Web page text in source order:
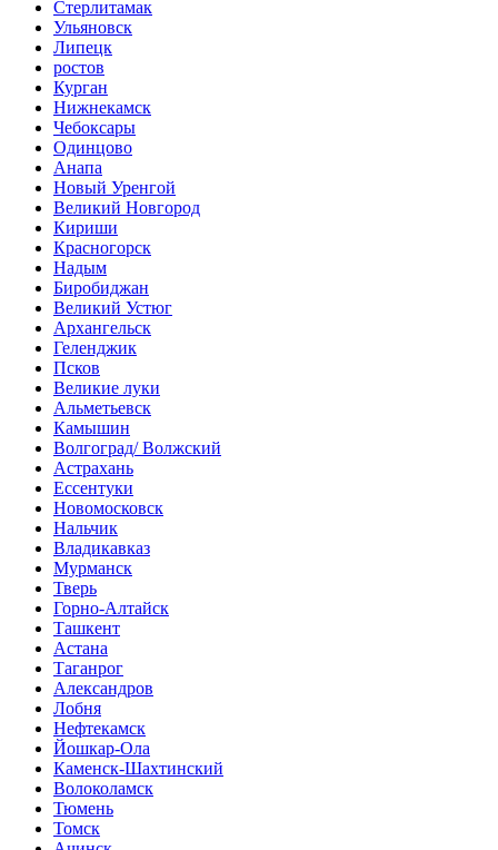
Стерлитамак
Ульяновск
Липецк
ростов
Курган
Нижнекамск
Чебоксары
Одинцово
Анапа
Новый Уренгой
Великий Новгород
Кириши
Красногорск
Надым
Биробиджан
Великий Устюг
Архангельск
Геленджик
Псков
Великие луки
Альметьевск
Камышин
Волгоград/ Волжский
Астрахань
Ессентуки
Новомосковск
Нальчик
Владикавказ
Мурманск
Тверь
Горно-Алтайск
Ташкент
Астана
Таганрог
Александров
Лобня
Нефтекамск
Йошкар-Ола
Каменск-Шахтинский
Волоколамск
Тюмень
Томск